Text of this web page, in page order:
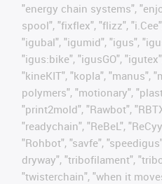
"energy chain systems",
spool", "fixflex", "flizz",
"igubal", "igumid", "igus",
"igus:bike", "igusGO",
"kineKIT", "kopla", "manus",
polymers", "motionary",
"print2mold", "Rawbot",
"readychain", "ReBeL",
"Rohbot", "savfe",
dryway", "tribofilament",
"twisterchain", "when it